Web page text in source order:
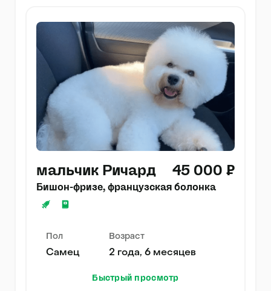
мальчик Ричард 45 000 ₽
Бишон-фризе, французская болонка
Пол
Самец
Возраст
2 года, 6 месяцев
Быстрый просмотр